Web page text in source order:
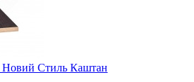
Стиль Каштан